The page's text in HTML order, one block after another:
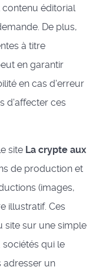
éditorial
De plus,
à titre
en garantir
en cas d'erreur
d'affecter ces
site La crypte aux
de production et
(images,
illustratif. Ces
site sur une simple
qui le
adresser un